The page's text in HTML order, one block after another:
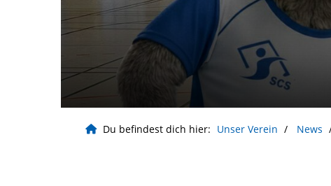
Du befindest dich hier: Unser Verein News